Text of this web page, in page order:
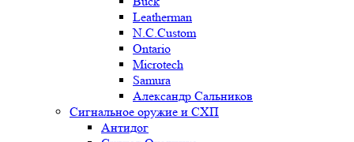
Leatherman
N.C.Custom
Ontario
Microtech
Samura
Александр Сальников
Сигнальное оружие и СХП
Антидог